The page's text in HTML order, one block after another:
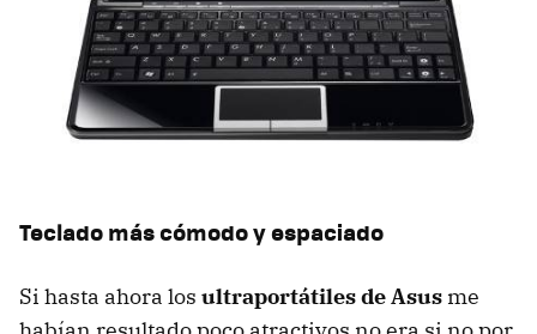
Teclado más cómodo y espaciado
Si hasta ahora los ultraportátiles de Asus me